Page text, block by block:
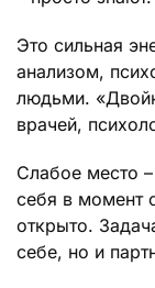
Это сильная
анализом,
людьми.
врачей,
Слабое место
себя в момент
открыто.
себе, но и